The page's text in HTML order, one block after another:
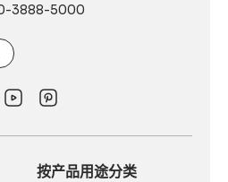
3888-5000
按产品用途分类